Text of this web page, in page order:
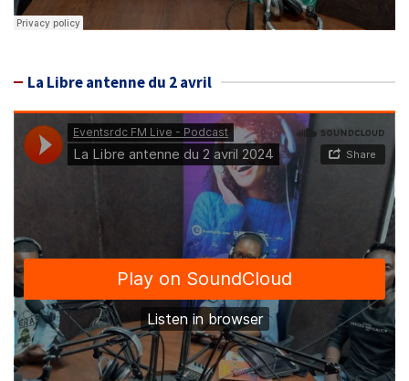
La Libre antenne du 2 avril